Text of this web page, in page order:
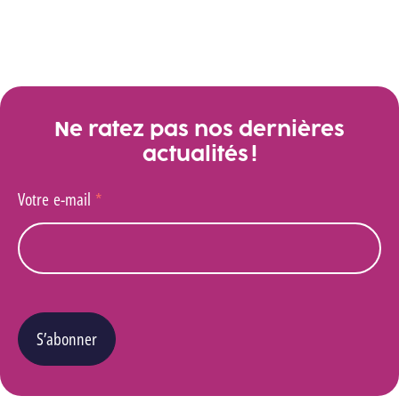
Ne ratez pas nos dernières
actualités !
Votre e-mail *
S’abonner